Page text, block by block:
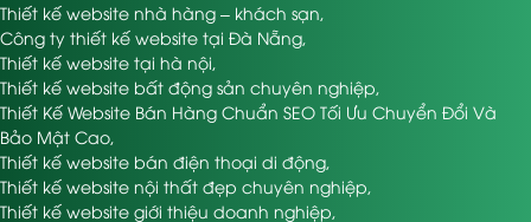
Thiết kế website nhà hàng – khách sạn,
Công ty thiết kế website tại Đà Nẵng,
Thiết kế website tại hà nội,
Thiết kế website bất động sản chuyên nghiệp,
Thiết Kế Website Bán Hàng Chuẩn SEO Tối Ưu Chuyển Đổi Và
Bảo Mật Cao,
Thiết kế website bán điện thoại di động,
Thiết kế website nội thất đẹp chuyên nghiệp,
Thiết kế website giới thiệu doanh nghiệp,